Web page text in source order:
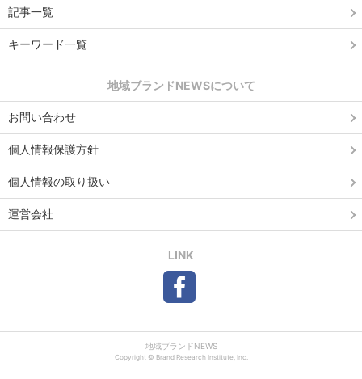
記事一覧
キーワード一覧
地域ブランドNEWSについて
お問い合わせ
個人情報保護方針
個人情報の取り扱い
運営会社
LINK
地域ブランドNEWS
Copyright © Brand Research Institute, Inc.